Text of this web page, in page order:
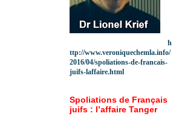
h
ttp://www.veroniquechemla.info/
2016/04/spoliations-de-francais-
juifs-laffaire.html
Spoliations de Français
juifs : l’affaire Tanger